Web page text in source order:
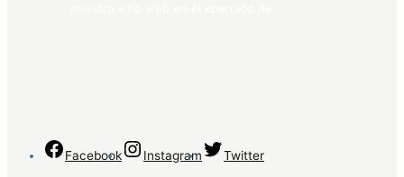
Facebook Instagram Twitter